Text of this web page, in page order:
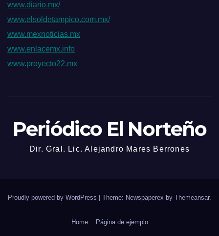
www.diario.mx/
www.elsoldetampico.com.mx/
www.mexnoticias.mx
www.enlacemx.info
www.proyecto22.mx
Periódico El Norteño
Dir. Gral. Lic. Alejandro Mares Berrones
Proudly powered by WordPress Theme: Newspaperex by Themeansar.
Home Página de ejemplo